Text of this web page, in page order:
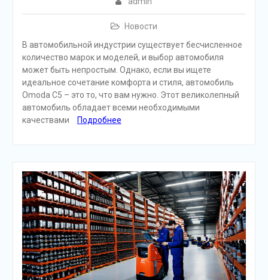
Новости
В автомобильной индустрии существует бесчисленное
количество марок и моделей, и выбор автомобиля
может быть непростым. Однако, если вы ищете
идеальное сочетание комфорта и стиля, автомобиль
Omoda C5 – это то, что вам нужно. Этот великолепный
автомобиль обладает всеми необходимыми
качествами
Подробнее